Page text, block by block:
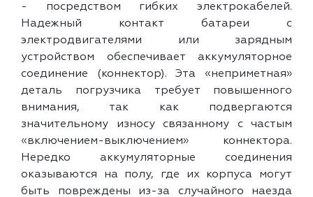
- посредством гибких электрокабелей.
Надежный контакт батареи с
электродвигателями или зарядным
устройством обеспечивает аккумуляторное
соединение (коннектор). Эта «неприметная»
деталь погрузчика требует повышенного
внимания, так как подвергаются
значительному износу связанному с частым
«включением-выключением» коннектора.
Нередко аккумуляторные соединения
оказываются на полу, где их корпуса могут
быть повреждены из-за случайного наезда